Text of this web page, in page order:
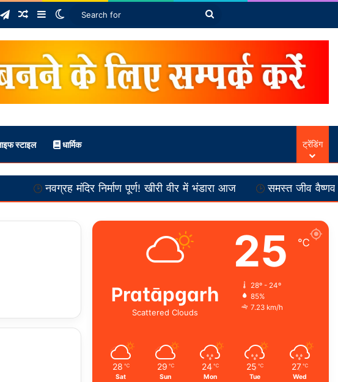
TelegramRandom Article
SidebarSwitch skin
Search
स्टाइल धार्मिक ट्रेंडिंग
मंदिर निर्माण पूर्ण! खीरी वीर में भंडारा आज समस्त जीव वैष्णव हैं :-- स्वामी
Pratāpgarh
Scattered Clouds
25 ℃
28º - 24º
85%
7.23 km/h
28 ℃
Sat
29 ℃
Sun
24 ℃
Mon
25 ℃
Tue
27 ℃
Wed